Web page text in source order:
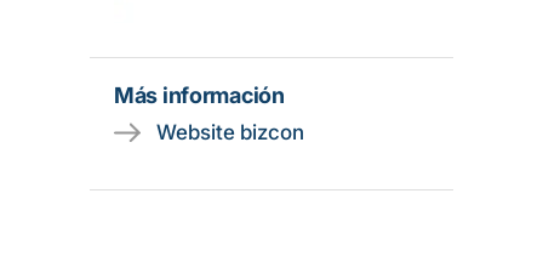
Más información
Website bizcon